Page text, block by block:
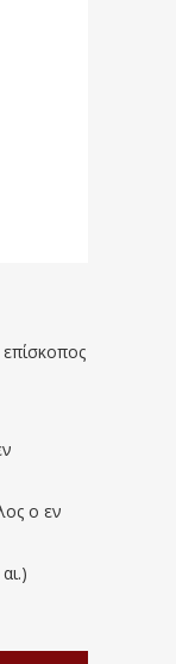
ο εν